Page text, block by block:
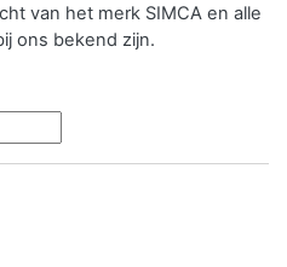
van het merk SIMCA en alle
ons bekend zijn.